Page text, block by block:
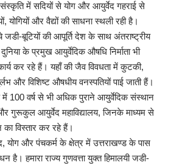
संस्कृति में सदियों से योग और आयुर्वेद गहराई से
योगियों और वैद्यों की साधना स्थली रही है।
बूटियों की आपूर्ति देश के साथ अंतराष्ट्रीय
के प्रमुख आयुर्वेदिक औषधि निर्माता भी
कर रहे हैं। यहाँ की जैव विवधता में कुटकी,
और विशिष्ट औषधीय वनस्पतियों पाई जाती हैं।
100 वर्ष से भी अधिक पुराने आयुर्वेदिक संस्थान
आयुर्वेद महाविद्यालय, जिनके माध्यम से
का विस्तार कर रहे हैं।
योग और पंचकर्म के क्षेत्र में उत्तराखण्ड के पास
है। हमारा राज्य गुणवत्ता युक्त हिमालयी जडी-